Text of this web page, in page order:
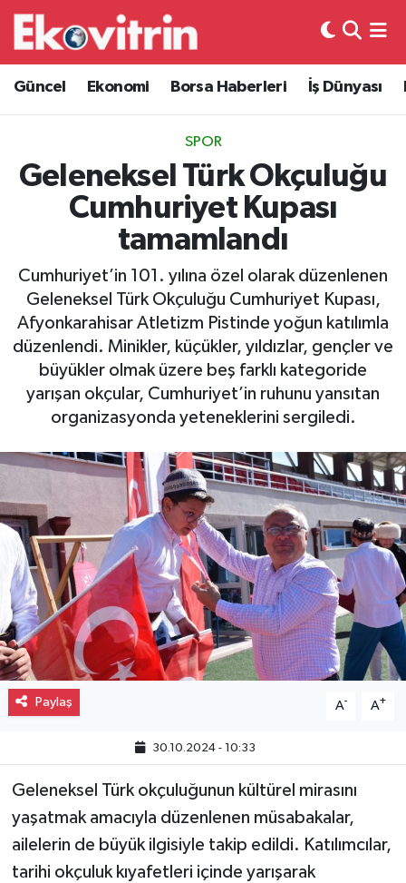
Güncel Ekonomi Borsa Haberleri İş Dünyası
SPOR
Geleneksel Türk Okçuluğu
Cumhuriyet Kupası
tamamlandı
Cumhuriyet’in 101. yılına özel olarak düzenlenen
Geleneksel Türk Okçuluğu Cumhuriyet Kupası,
Afyonkarahisar Atletizm Pistinde yoğun katılımla
düzenlendi. Minikler, küçükler, yıldızlar, gençler ve
büyükler olmak üzere beş farklı kategoride
yarışan okçular, Cumhuriyet’in ruhunu yansıtan
organizasyonda yeteneklerini sergiledi.
Paylaş A- A+
30.10.2024 - 10:33
Geleneksel Türk okçuluğunun kültürel mirasını
yaşatmak amacıyla düzenlenen müsabakalar,
ailelerin de büyük ilgisiyle takip edildi. Katılımcılar,
tarihi okçuluk kıyafetleri içinde yarışarak
Güncel
Ekonomi
Borsa Haberleri
İş Dünyası
Otovitrin
Asayiş
Magazin
Eğitim
Hava Durumu
Trafik Durumu
Süper Lig Puan Durumu ve Fikstür
Tüm Manşetler
Son Dakika Haberleri
Haber Arşivi